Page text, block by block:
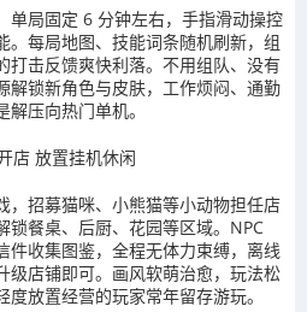
单局固定 6 分钟左右，手指滑动操控
。每局地图、技能词条随机刷新，组
打击反馈爽快利落。不用组队、没有
解锁新角色与皮肤，工作烦闷、通勤
压向热门单机。
店 放置挂机休闲
，招募猫咪、小熊猫等小动物担任店
锁餐桌、后厨、花园等区域。NPC
件收集图鉴，全程无体力束缚，离线
级店铺即可。画风软萌治愈，玩法松
放置经营的玩家常年留存游玩。